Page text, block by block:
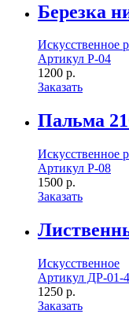
Березка
Искусственное
Артикул Р-04
1200 р.
Заказать
Пальма
Искусственное
Артикул Р-08
1500 р.
Заказать
Искусственное
Артикул ДР-01-4
1250 р.
Заказать